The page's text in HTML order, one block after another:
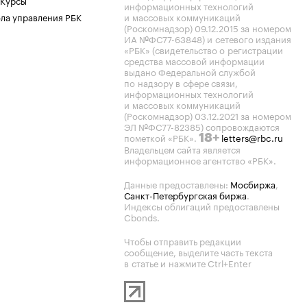
управления РБК
информационных технологий
и массовых коммуникаций
(Роскомнадзор) 09.12.2015 за номером
ИА №ФС77-63848) и сетевого издания
«РБК» (свидетельство о регистрации
средства массовой информации
выдано Федеральной службой
по надзору в сфере связи,
информационных технологий
и массовых коммуникаций
(Роскомнадзор) 03.12.2021 за номером
ЭЛ №ФС77-82385) сопровождаются
пометкой «РБК». 18+ letters@rbc.ru
Владельцем сайта является
информационное агентство «РБК».
Данные предоставлены: Мосбиржа,
Санкт-Петербургская биржа.
Индексы облигаций предоставлены
Cbonds.
Чтобы отправить редакции
сообщение, выделите часть текста
в статье и нажмите Ctrl+Enter